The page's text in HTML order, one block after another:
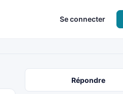
Se connecter
Répondre